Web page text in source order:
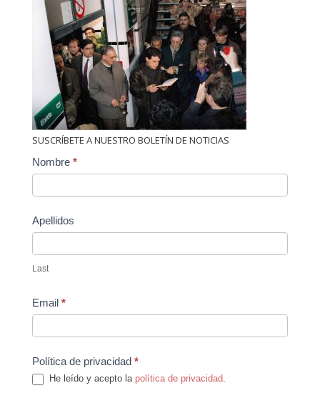
SUSCRÍBETE A NUESTRO BOLETÍN DE NOTICIAS
Contact
Nombre *
Apellidos
Last
Email *
Política de privacidad *
He leído y acepto la política de privacidad.